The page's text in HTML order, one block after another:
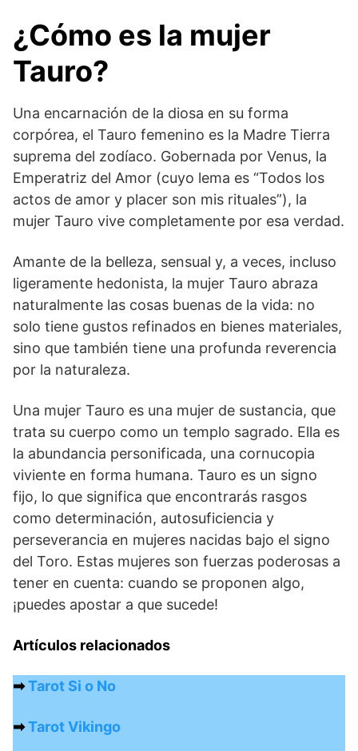
¿Cómo es la mujer
Tauro?
Una encarnación de la diosa en su forma
corpórea, el Tauro femenino es la Madre Tierra
suprema del zodíaco. Gobernada por Venus, la
Emperatriz del Amor (cuyo lema es “Todos los
actos de amor y placer son mis rituales”), la
mujer Tauro vive completamente por esa verdad.
Amante de la belleza, sensual y, a veces, incluso
ligeramente hedonista, la mujer Tauro abraza
naturalmente las cosas buenas de la vida: no
solo tiene gustos refinados en bienes materiales,
sino que también tiene una profunda reverencia
por la naturaleza.
Una mujer Tauro es una mujer de sustancia, que
trata su cuerpo como un templo sagrado. Ella es
la abundancia personificada, una cornucopia
viviente en forma humana. Tauro es un signo
fijo, lo que significa que encontrarás rasgos
como determinación, autosuficiencia y
perseverancia en mujeres nacidas bajo el signo
del Toro. Estas mujeres son fuerzas poderosas a
tener en cuenta: cuando se proponen algo,
¡puedes apostar a que sucede!
Artículos relacionados
➡Tarot Si o No
➡Tarot Vikingo